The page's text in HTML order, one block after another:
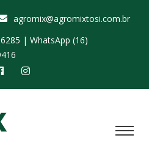
agromix@agromixtosi.com.br
| WhatsApp (16)